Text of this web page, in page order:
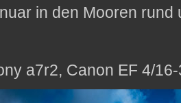
in den Mooren rund
a7r2, Canon EF 4/